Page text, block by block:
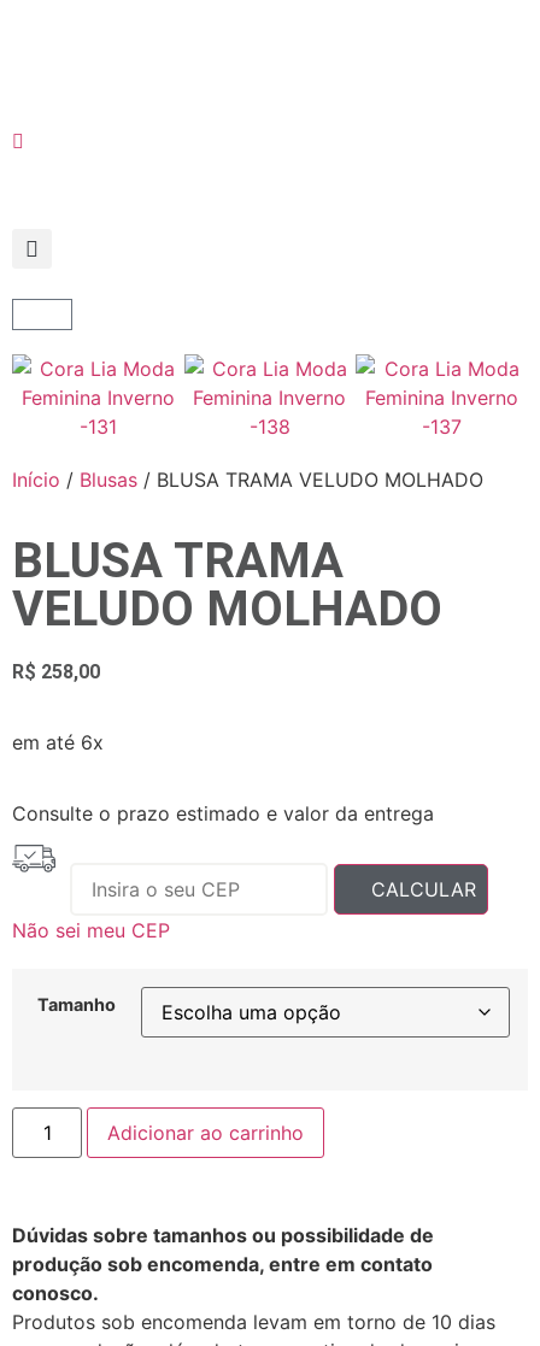
Início / Blusas / BLUSA TRAMA VELUDO MOLHADO
BLUSA TRAMA
VELUDO MOLHADO
R$ 258,00
em até 6x
Consulte o prazo estimado e valor da entrega
Não sei meu CEP
Tamanho
Adicionar ao carrinho
Dúvidas sobre tamanhos ou possibilidade de
produção sob encomenda, entre em contato
conosco.
Produtos sob encomenda levam em torno de 10 dias